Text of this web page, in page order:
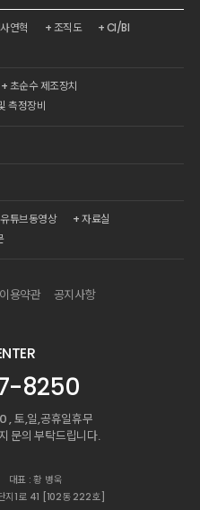
연혁 조직도
CI/BI
초순수 제조장치
측정장비
유튜브동영상
자료실
이용약관 공지사항
8250
, 토,일,공휴일휴무
문의 부탁드립니다.
대표 : 황 병욱
지1로 41 [102동 222호]